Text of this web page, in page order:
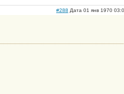
#288 Дата 01 янв 1970